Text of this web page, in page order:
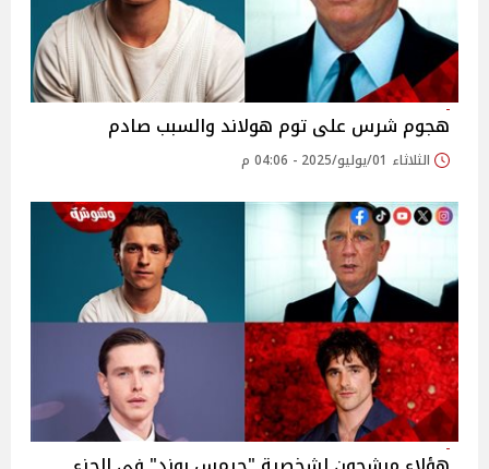
هجوم شرس على توم هولاند والسبب صادم
الثلاثاء 01/يوليو/2025 - 04:06 م